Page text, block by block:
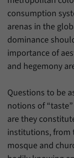
consumption
arenas in the
dominance
importance of
and hegemony
Questions to be
notions of
are they
institutions, from
mosque and